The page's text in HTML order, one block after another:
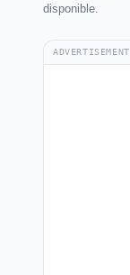
disponible.
ADVERTISEMENT